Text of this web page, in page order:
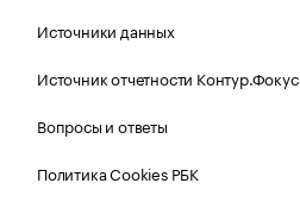
Источники данных
Источник отчетности Контур.Фокус
Вопросы и ответы
Политика Cookies РБК